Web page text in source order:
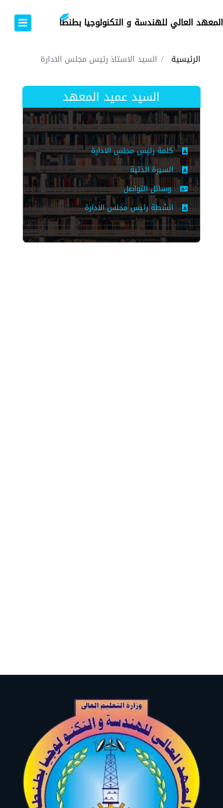
المعهد العالي للهندسة و التكنولوجيا بطنطا
الرئيسية السيد الاستاذ رئيس مجلس الادارة
السيد عميد المعهد
كلمة رئيس مجلس الادارة
السيرة الذتية
وسائل التواصل
انشطة رئيس مجلس الادارة